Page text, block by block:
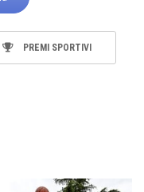
PREMI SPORTIVI